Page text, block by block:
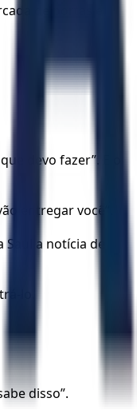
de portas e
devo fazer”. E o
entregar você”.
a notícia de
lo.
disso”.